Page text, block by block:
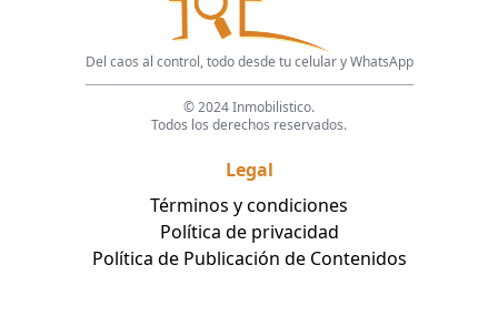
Del caos al control, todo desde tu celular y WhatsApp
© 2024 Inmobilistico.
Todos los derechos reservados.
Legal
Términos y condiciones
Política de privacidad
Política de Publicación de Contenidos